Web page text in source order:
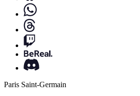
Paris Saint-Germain